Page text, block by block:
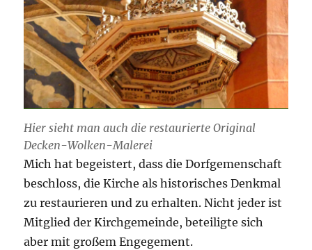
Hier sieht man auch die restaurierte Original
Decken-Wolken-Malerei
Mich hat begeistert, dass die Dorfgemenschaft
beschloss, die Kirche als historisches Denkmal
zu restaurieren und zu erhalten. Nicht jeder ist
Mitglied der Kirchgemeinde, beteiligte sich
aber mit großem Engegement.